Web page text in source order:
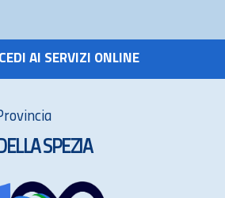
AI SERVIZI ONLINE
SPEZIA